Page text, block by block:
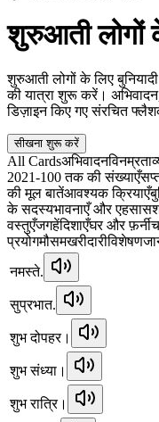
शुरुआती लोगों
शुरुआती लोगों के लिए
की यात्रा शुरू करें।
डिज़ाइन किए गए संरचित
सीखना शुरू करें
All Cardsअभिवादनविनम्रता
2021-100 तक की संख्याएँ
की मूल बातेंआवश्यक क्रियाएँ
के सदस्यभावनाएँ और एहसास
वस्तुएँजगहेंदिशाएँघर और
प्रयोगमौसमखरीदारीविशेषण
नमस्ते.
सुप्रभात.
शुभ दोपहर।
शुभ संध्या।
शुभ रात्रि।